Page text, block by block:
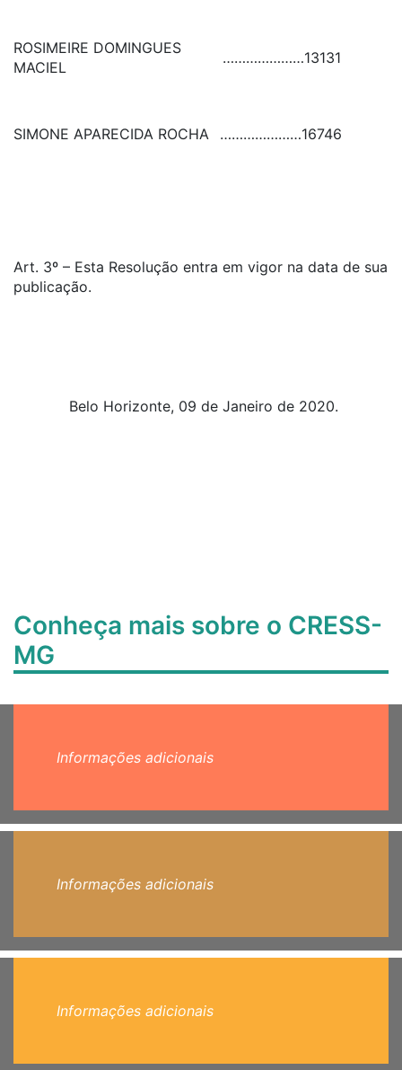
ROSIMEIRE DOMINGUES
MACIEL
…………………13131
SIMONE APARECIDA ROCHA …………………16746
Art. 3º – Esta Resolução entra em vigor na data de sua
publicação.
Belo Horizonte, 09 de Janeiro de 2020.
Conheça mais sobre o CRESS-
MG
Informações adicionais
Informações adicionais
Informações adicionais